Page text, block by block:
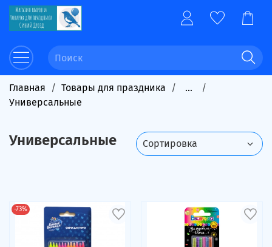
Главная Товары для праздника
...
Универсальные
Универсальные
-73%